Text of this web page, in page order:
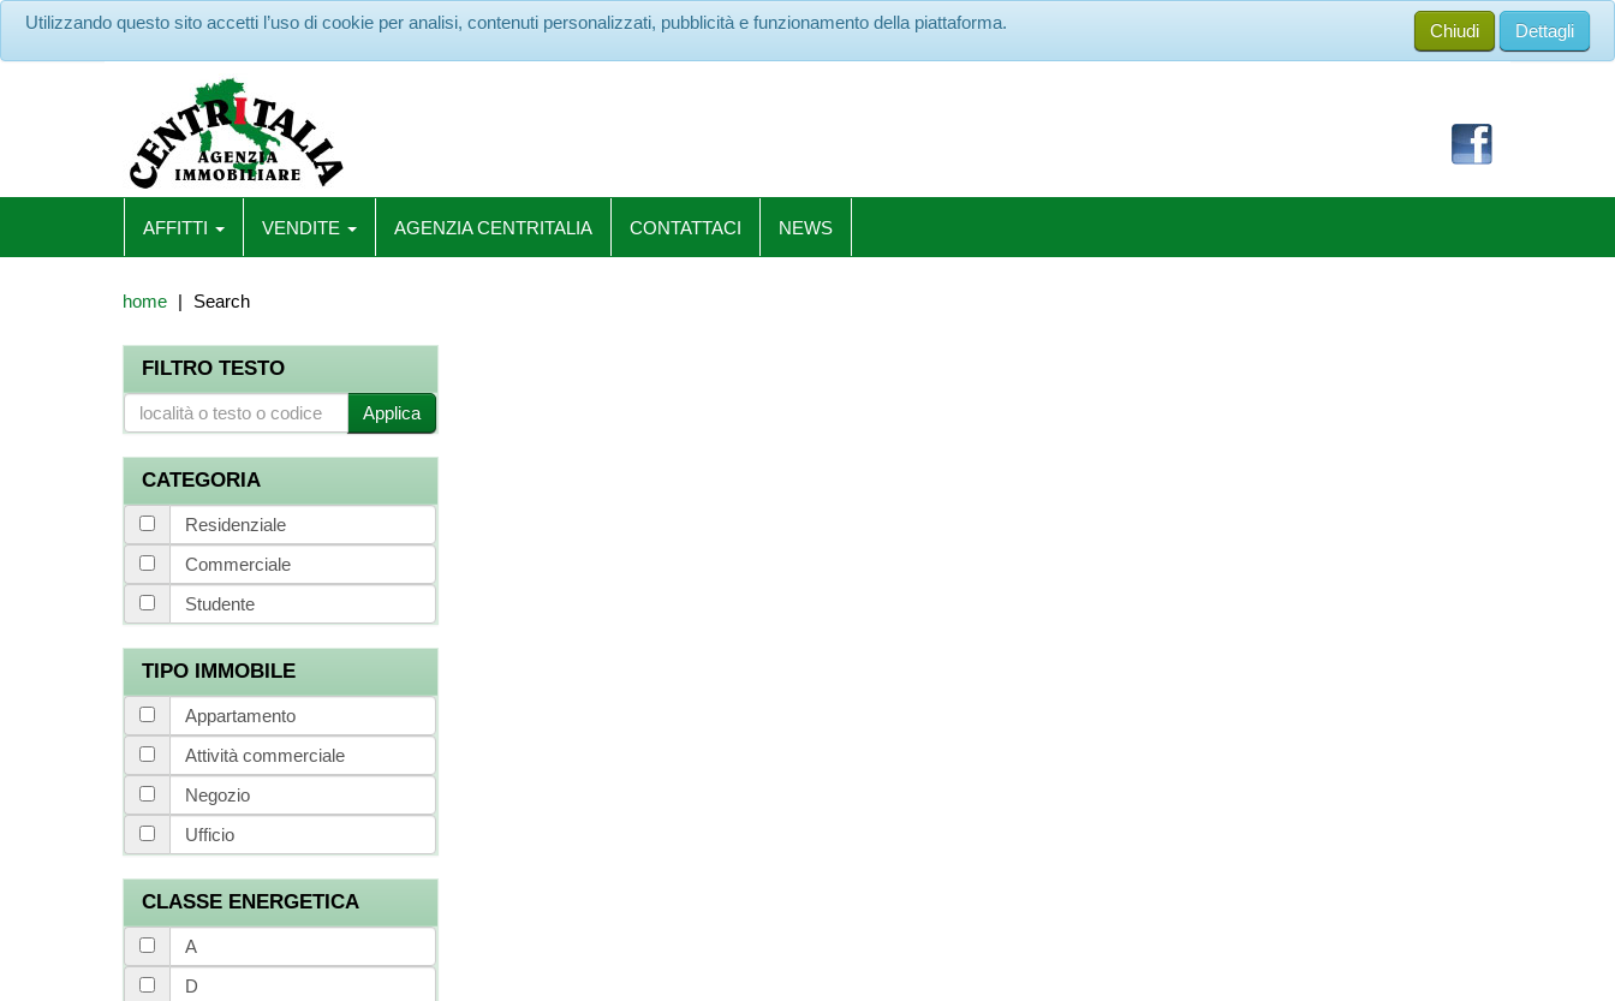
Utilizzando questo sito accetti l’uso di cookie per analisi, contenuti personalizzati, pubblicità e funzionamento della piattaforma. Chiudi Dettagli
AFFITTI VENDITE AGENZIA CENTRITALIA CONTATTACI NEWS
home Search
FILTRO TESTO
Applica
CATEGORIA
Residenziale
Commerciale
Studente
TIPO IMMOBILE
Appartamento
Attività commerciale
Negozio
Ufficio
CLASSE ENERGETICA
A
D